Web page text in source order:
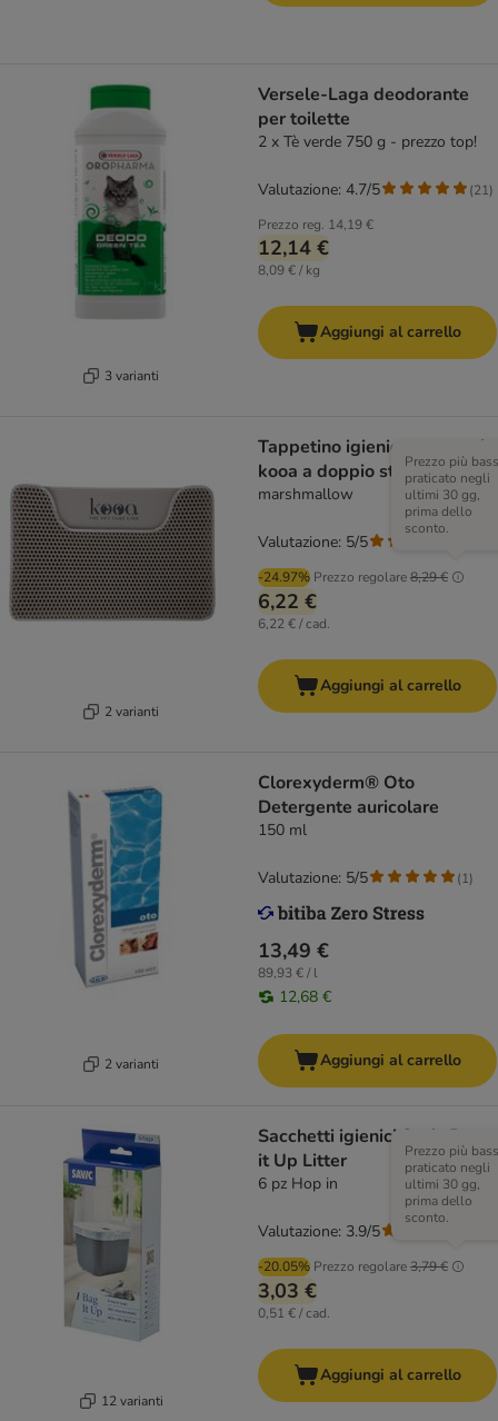
3 varianti
Versele-Laga deodorante
per toilette
2 x Tè verde 750 g - prezzo top!
Prezzo reg. 14,19 €
12,14 €
8,09 € / kg
Valutazione: 4.7/5 (21)
Aggiungi al carrello
2 varianti
Tappetino igienico per gatti
kooa a doppio strato
marshmallow
-24.97% Prezzo regolare8,29 €
Prezzo più
praticato negli
ultimi 30 gg,
prima dello
sconto.
6,22 €
6,22 € / cad.
Valutazione: 5/5
Aggiungi al carrello
2 varianti
Clorexyderm® Oto
Detergente auricolare
150 ml
13,49 €
89,93 € / l
12,68 €
Valutazione: 5/5 (1)
Aggiungi al carrello
12 varianti
Sacchetti igienici Savic Bag
it Up Litter
6 pz Hop in
-20.05% Prezzo regolare3,79 €
Prezzo più
praticato negli
ultimi 30 gg,
prima dello
sconto.
3,03 €
0,51 € / cad.
Valutazione: 3.9/5
Aggiungi al carrello